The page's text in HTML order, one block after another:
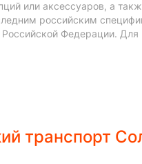
или аксессуаров, а
российским
Российской Федерации.
транспорт